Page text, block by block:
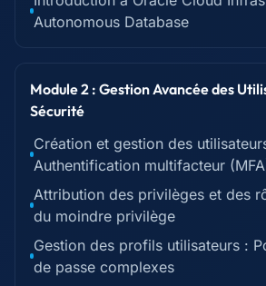
Autonomous Database
Module 2 : Gestion Avancée des
Sécurité
Création et gestion des
Authentification multifacteur
Attribution des privilèges et des
du moindre privilège
Gestion des profils utilisateurs :
de passe complexes